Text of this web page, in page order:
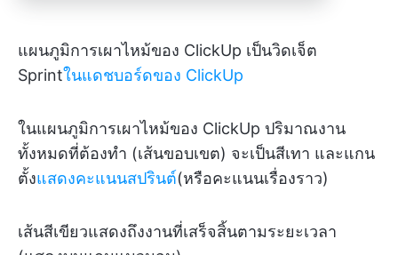
แผนภูมิการเผาไหม้ของ ClickUp เป็นวิดเจ็ต
Sprintในแดชบอร์ดของ ClickUp
ในแผนภูมิการเผาไหม้ของ ClickUp ปริมาณงาน
ทั้งหมดที่ต้องทำ (เส้นขอบเขต) จะเป็นสีเทา และแกน
ตั้งแสดงคะแนนสปรินต์(หรือคะแนนเรื่องราว)
เส้นสีเขียวแสดงถึงงานที่เสร็จสิ้นตามระยะเวลา